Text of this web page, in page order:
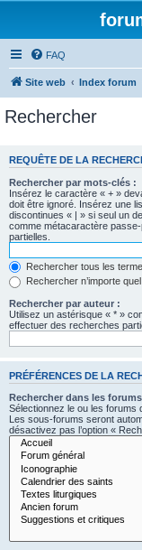
FAQ
Site web Index forum
Rechercher
REQUÊTE DE LA
Rechercher par mots-clés :
Insérez le caractère « + »
doit être ignoré. Insérez une
discontinues « | » si seul un
comme métacaractère
partielles.
Rechercher tous les
Rechercher n’importe
Rechercher par auteur :
Utilisez un astérisque « * »
effectuer des recherches
PRÉFÉRENCES DE LA
Rechercher dans les
Sélectionnez le ou les forums
Les sous-forums seront
désactivez pas l’option «